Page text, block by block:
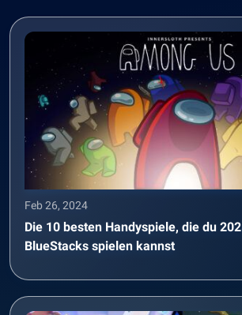
Feb 26, 2024
Die 10 besten Handyspiele, die du
BlueStacks spielen kannst